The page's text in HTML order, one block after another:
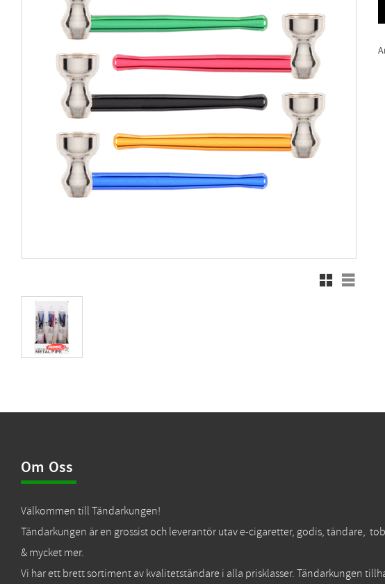
Rutnätsvy
Listvy
Om Oss
Välkommen till Tändarkungen!
Tändarkungen är en grossist och leverantör utav e-cigaretter, godis, tändare,
& mycket mer.
Vi har ett brett sortiment av kvalitetständare i alla prisklasser. Tändarkungen